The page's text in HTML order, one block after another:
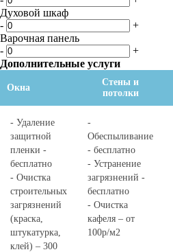
Духовой шкаф
-
+
Варочная панель
-
+
Дополнительные услуги
Окна
Стены и
потолки
- Удаление
защитной
пленки -
бесплатно
- Очистка
строительных
загрязнений
(краска,
штукатурка,
клей) – 300
-
Обеспыливание
- бесплатно
- Устранение
загрязнений -
бесплатно
- Очистка
кафеля – от
100р/м2